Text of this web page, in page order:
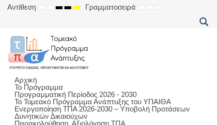
Αντίθεση
DEFAULT
NIGHT
HIGH
MODE
HIGH
MODE
HIGH
MODE
Γραμματοσειρά
SETSETSET
Αρχική
Το Πρόγραμμα
Προγραμματική Περίοδος 2026 - 2030
Το Τομεακό Πρόγραμμα Ανάπτυξης του ΥΠΑΙΘΑ
Ενεργοποίηση ΤΠΑ 2026-2030 – Υποβολή Προτάσεων
Δυνητικών Δικαιούχων